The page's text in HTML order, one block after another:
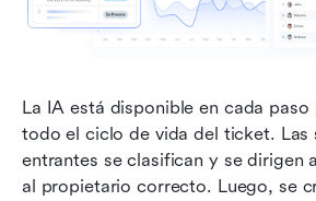
La IA está disponible en cada
todo el ciclo de vida del ticket. Las
entrantes se clasifican y se dirigen
al propietario correcto. Luego, se